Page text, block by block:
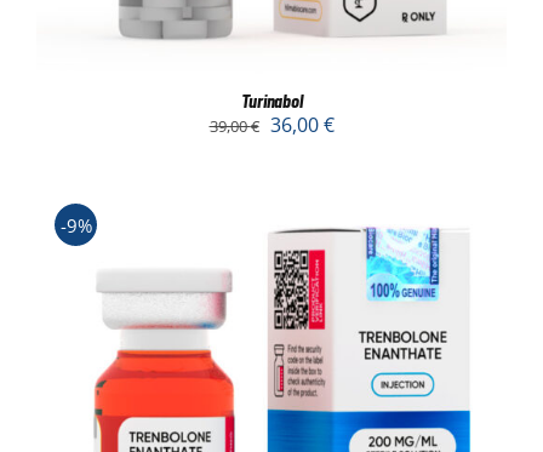
Turinabol
39,00€ 36,00€
-9%